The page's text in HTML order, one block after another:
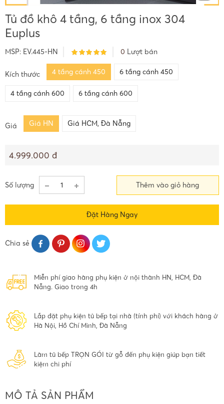
Tủ đồ khô 4 tầng, 6 tầng inox 304
Euplus
MSP: EV.445-HN 0 Lượt bán
Kích thước 4 tầng cánh 450 6 tầng cánh 450
4 tầng cánh 600 6 tầng cánh 600
Giá Giá HN Giá HCM, Đà Nẵng
4.999.000 đ
Số lượng Thêm vào giỏ hàng
Đặt Hàng Ngay
Chia sẻ
Miễn phí giao hàng phụ kiện ở nội thành HN, HCM, Đà
Nẵng. Giao trong 4h
Lắp đặt phụ kiện tủ bếp tại nhà (tính phí) với khách hàng ở
Hà Nội, Hồ Chí Minh, Đà Nẵng
Làm tủ bếp TRỌN GÓI từ gỗ đến phụ kiện giúp bạn tiết
kiệm chi phí
MÔ TẢ SẢN PHẨM